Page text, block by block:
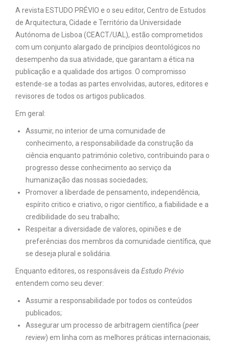
A revista ESTUDO PRÉVIO e o seu editor, Centro de Estudos
de Arquitectura, Cidade e Território da Universidade
Autónoma de Lisboa (CEACT/UAL), estão comprometidos
com um conjunto alargado de princípios deontológicos no
desempenho da sua atividade, que garantam a ética na
publicação e a qualidade dos artigos. O compromisso
estende-se a todas as partes envolvidas, autores, editores e
revisores de todos os artigos publicados.
Em geral:
Assumir, no interior de uma comunidade de
conhecimento, a responsabilidade da construção da
ciência enquanto património coletivo, contribuindo para o
progresso desse conhecimento ao serviço da
humanização das nossas sociedades;
Promover a liberdade de pensamento, independência,
espírito critico e criativo, o rigor científico, a fiabilidade e a
credibilidade do seu trabalho;
Respeitar a diversidade de valores, opiniões e de
preferências dos membros da comunidade científica, que
se deseja plural e solidária.
Enquanto editores, os responsáveis da Estudo Prévio
entendem como seu dever:
Assumir a responsabilidade por todos os conteúdos
publicados;
Assegurar um processo de arbitragem científica (peer
review) em linha com as melhores práticas internacionais;